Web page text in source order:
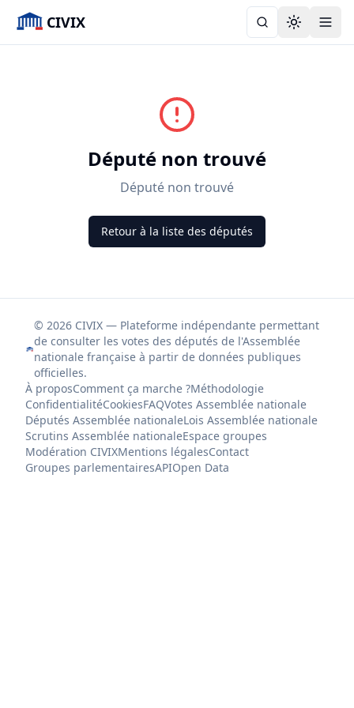
CIVIX Toggle
Député non trouvé
Député non trouvé
Retour à la liste des députés
© 2026 CIVIX — Plateforme indépendante permettant
de consulter les votes des députés de l'Assemblée
nationale française à partir de données publiques
officielles.
À proposComment ça marche ?Méthodologie
ConfidentialitéCookiesFAQVotes Assemblée nationale
Députés Assemblée nationaleLois Assemblée nationale
Scrutins Assemblée nationaleEspace groupes
Modération CIVIXMentions légalesContact
Groupes parlementairesAPIOpen Data